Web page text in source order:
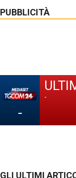
PUBBLICITÀ
-
-
GLI ULTIMI